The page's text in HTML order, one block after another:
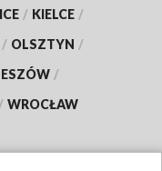
/ KIELCE /
/ OLSZTYN /
/
/ WROCŁAW